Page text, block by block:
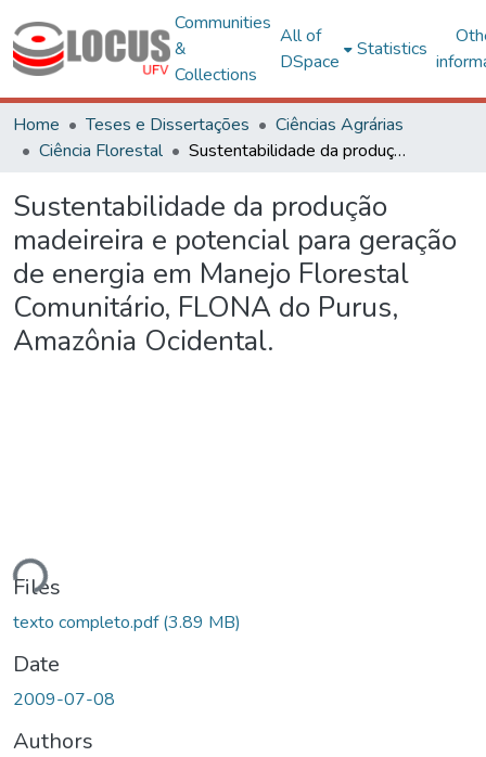
Communities
&
Collections
All of
DSpace
Statistics
Home Teses e Dissertações
Ciências Agrárias
Ciência Florestal
Sustentabilidade da produção madeireira e potencial para geração de energia em Manejo Florestal Comunitário, FLONA do Purus, Amazônia Ocidental.
Sustentabilidade da produção
madeireira e potencial para geração
de energia em Manejo Florestal
Comunitário, FLONA do Purus,
Amazônia Ocidental.
Loading...
Files
texto completo.pdf(3.89 MB)
Date
2009-07-08
Authors